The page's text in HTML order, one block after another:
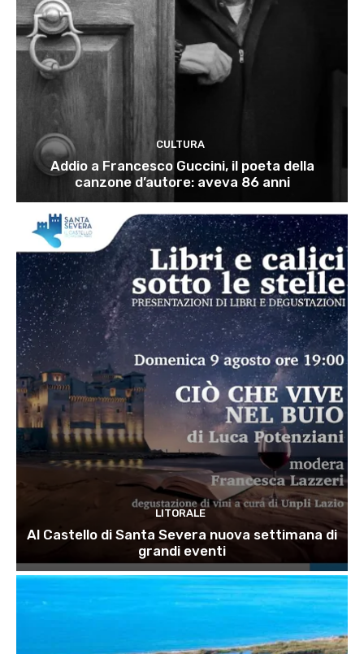
CULTURA
Addio a Francesco Guccini, il poeta della
canzone d’autore: aveva 86 anni
LITORALE
Al Castello di Santa Severa nuova settimana di
grandi eventi